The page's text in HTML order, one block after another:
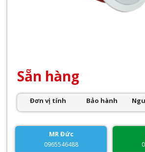
Sẵn hàng
Đơn vị tính Bảo hành
MR Đức
0965546488